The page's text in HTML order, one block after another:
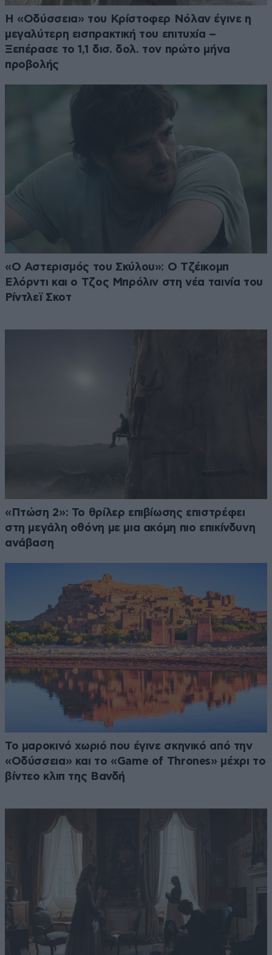
Η «Οδύσσεια» του Κρίστοφερ Νόλαν έγινε η
μεγαλύτερη εισπρακτική του επιτυχία –
Ξεπέρασε το 1,1 δισ. δολ. τον πρώτο μήνα
προβολής
«Ο Αστερισμός του Σκύλου»: Ο Τζέικομπ
Ελόρντι και ο Τζος Μπρόλιν στη νέα ταινία του
Ρίντλεϊ Σκοτ
«Πτώση 2»: Το θρίλερ επιβίωσης επιστρέφει
στη μεγάλη οθόνη με μια ακόμη πιο επικίνδυνη
ανάβαση
Το μαροκινό χωριό που έγινε σκηνικό από την
«Οδύσσεια» και το «Game of Thrones» μέχρι το
βίντεο κλιπ της Βανδή